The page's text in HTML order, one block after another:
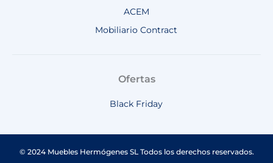
ACEM
Mobiliario Contract
Ofertas
Black Friday
© 2024 Muebles Hermógenes SL Todos los derechos reservados.